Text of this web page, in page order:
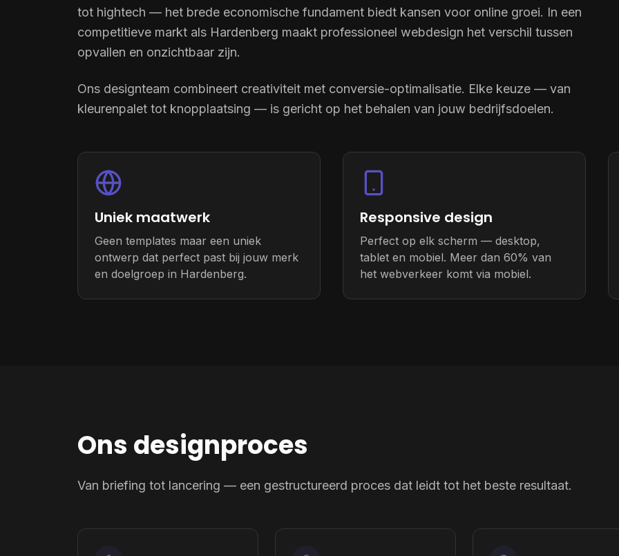
tot hightech — het brede economische fundament biedt kansen voor online groei. In een
competitieve markt als Hardenberg maakt professioneel webdesign het verschil tussen
opvallen en onzichtbaar zijn.
Ons designteam combineert creativiteit met conversie-optimalisatie. Elke keuze — van
kleurenpalet tot knopplaatsing — is gericht op het behalen van jouw bedrijfsdoelen.
Uniek maatwerk
Geen templates maar een uniek
ontwerp dat perfect past bij jouw merk
en doelgroep in Hardenberg.
Responsive design
Perfect op elk scherm — desktop,
tablet en mobiel. Meer dan 60% van
het webverkeer komt via mobiel.
Ons designproces
Van briefing tot lancering — een gestructureerd proces dat leidt tot het beste resultaat.